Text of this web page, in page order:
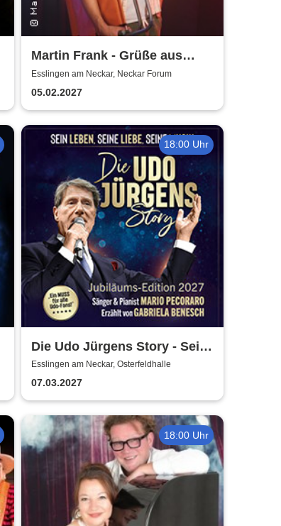
Martin Frank - Grüße aus
Allegro Süd
Esslingen am Neckar, Neckar Forum
05.02.2027
18:00 Uhr
Die Udo Jürgens Story - Sein
Leben, seine Liebe, seine
Musik! Konzerte 2027
Esslingen am Neckar, Osterfeldhalle
07.03.2027
18:00 Uhr